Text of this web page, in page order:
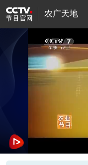
农广天地